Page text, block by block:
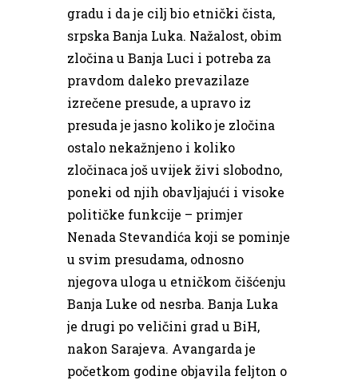
gradu i da je cilj bio etnički čista,
srpska Banja Luka. Nažalost, obim
zločina u Banja Luci i potreba za
pravdom daleko prevazilaze
izrečene presude, a upravo iz
presuda je jasno koliko je zločina
ostalo nekažnjeno i koliko
zločinaca još uvijek živi slobodno,
poneki od njih obavljajući i visoke
političke funkcije – primjer
Nenada Stevandića koji se pominje
u svim presudama, odnosno
njegova uloga u etničkom čišćenju
Banja Luke od nesrba. Banja Luka
je drugi po veličini grad u BiH,
nakon Sarajeva. Avangarda je
početkom godine objavila feljton o